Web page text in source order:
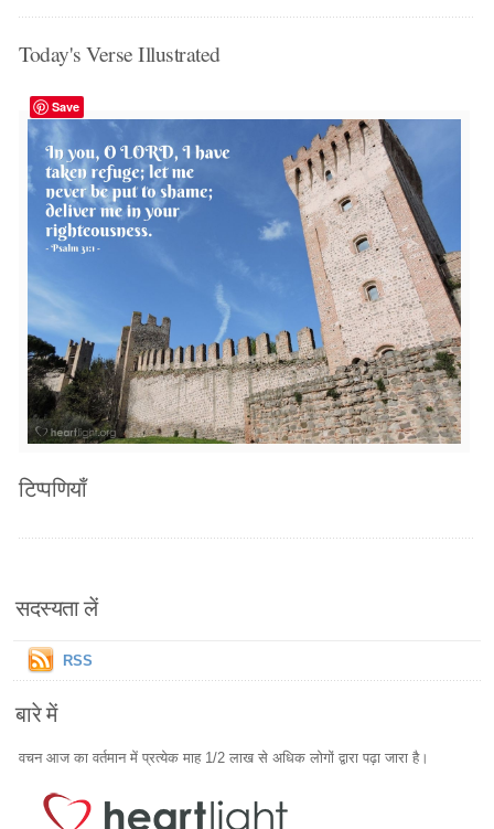
Today's Verse Illustrated
Save
टिप्पणियाँ
सदस्यता लें
RSS
बारे में
वचन आज का वर्तमान में प्रत्येक माह 1/2 लाख से अधिक लोगों द्वारा पढ़ा जारा है।